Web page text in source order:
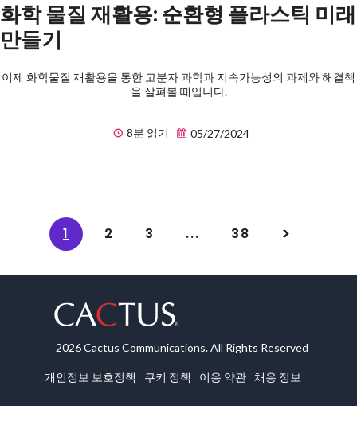
화학 물질 재활용: 순환형 플라스틱 미래
만들기
이제 화학물질 재활용을 통한 고분자 과학과 지속가능성의 과제와 해결책
을 살펴볼 때입니다.
8분 읽기 05/27/2024
1 2 3 ... 38
2026 Cactus Communications. All Rights Reserved
개인정보 보호정책 쿠키 정책 이용 약관 채용 정보